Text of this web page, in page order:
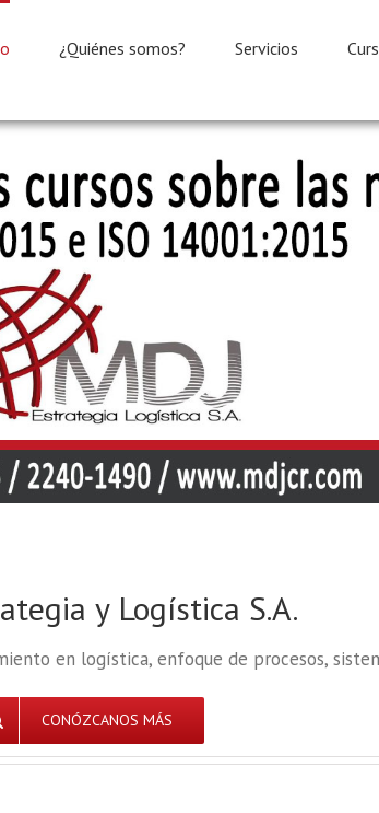
¿Quiénes somos? Servicios
y Logística S.A.
en logística, enfoque de procesos,
CONÓZCANOS MÁS